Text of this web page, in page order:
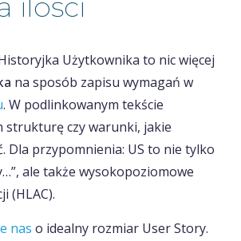
Użytkownika to nic więcej
na sposób zapisu wymagań w
. W podlinkowanym tekście
strukturę czy warunki, jakie
Dla przypomnienia: US to nie tylko
ale także wysokopoziomowe
(HLAC).
nas o idealny rozmiar User Story.